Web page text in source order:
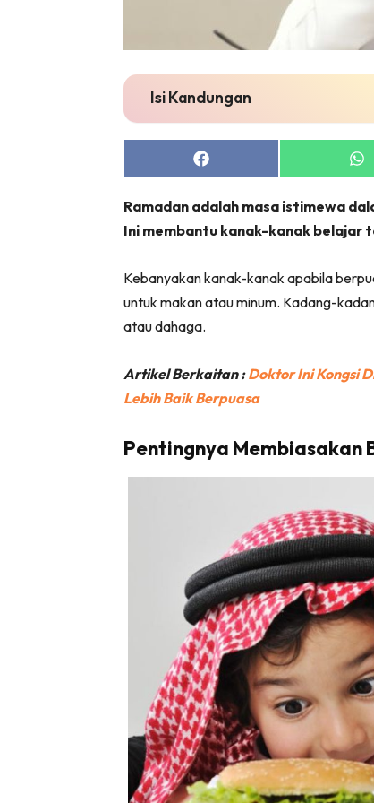
Isi Kandungan
Share
on
on
Ramadan adalah masa istimewa
Ini membantu kanak-kanak belajar
Kebanyakan kanak-kanak apabila
untuk makan atau minum. Kadang-
atau dahaga.
Artikel Berkaitan :Doktor Ini Kongsi
Lebih Baik Berpuasa
Pentingnya Membiasakan